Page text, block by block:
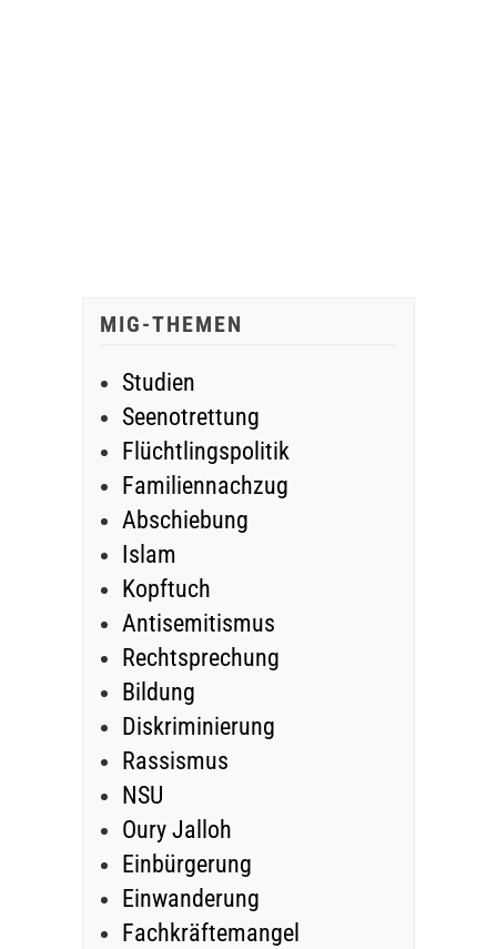
MIG-THEMEN
Studien
Seenotrettung
Flüchtlingspolitik
Familiennachzug
Abschiebung
Islam
Kopftuch
Antisemitismus
Rechtsprechung
Bildung
Diskriminierung
Rassismus
NSU
Oury Jalloh
Einbürgerung
Einwanderung
Fachkräftemangel